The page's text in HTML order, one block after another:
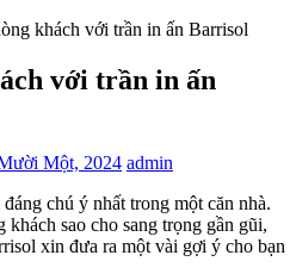
khách với trần in ấn Barrisol
với trần in ấn
Một, 2024 admin
chú ý nhất trong một căn nhà.
sao cho sang trọng gần gũi,
xin đưa ra một vài gợi ý cho bạn